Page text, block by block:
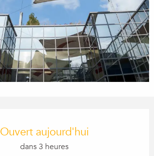
Ouvert aujourd'hui
dans 3 heures